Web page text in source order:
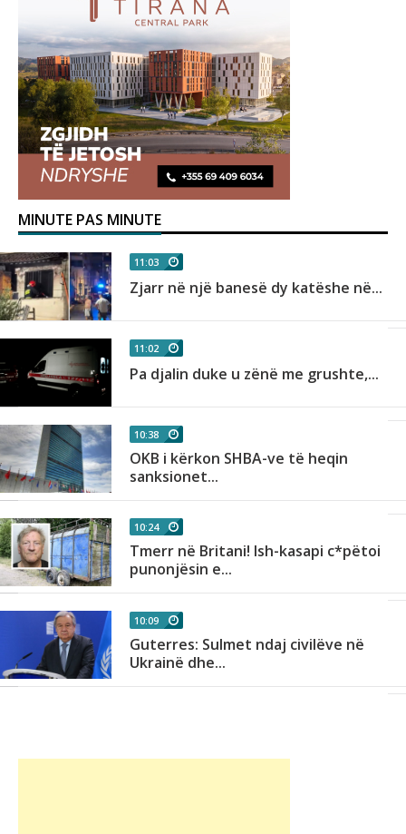
MINUTE PAS MINUTE
11:03
Zjarr në një banesë dy katëshe në...
11:02
Pa djalin duke u zënë me grushte,...
10:38
OKB i kërkon SHBA-ve të heqin
sanksionet...
10:24
Tmerr në Britani! Ish-kasapi c*pëtoi
punonjësin e...
10:09
Guterres: Sulmet ndaj civilëve në
Ukrainë dhe...